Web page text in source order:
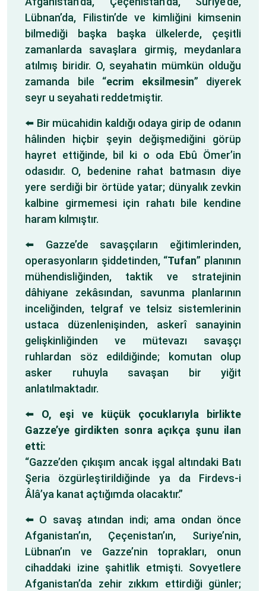
Lübnan’da, Filistin’de ve kimliğini kimsenin
bilmediği başka başka ülkelerde, çeşitli
zamanlarda savaşlara girmiş, meydanlara
atılmış biridir. O, seyahatin mümkün olduğu
zamanda bile “ecrim eksilmesin” diyerek
seyr u seyahati reddetmiştir.
⬅️ Bir mücahidin kaldığı odaya girip de odanın
hâlinden hiçbir şeyin değişmediğini görüp
hayret ettiğinde, bil ki o oda Ebû Ömer’in
odasıdır. O, bedenine rahat batmasın diye
yere serdiği bir örtüde yatar; dünyalık zevkin
kalbine girmemesi için rahatı bile kendine
haram kılmıştır.
⬅️ Gazze’de savaşçıların eğitimlerinden,
operasyonların şiddetinden, “Tufan” planının
mühendisliğinden, taktik ve stratejinin
dâhiyane zekâsından, savunma planlarının
inceliğinden, telgraf ve telsiz sistemlerinin
ustaca düzenlenişinden, askerî sanayinin
gelişkinliğinden ve mütevazı savaşçı
ruhlardan söz edildiğinde; komutan olup
asker ruhuyla savaşan bir yiğit
anlatılmaktadır.
⬅️ O, eşi ve küçük çocuklarıyla birlikte
Gazze’ye girdikten sonra açıkça şunu ilan
etti:
“Gazze’den çıkışım ancak işgal altındaki Batı
Şeria özgürleştirildiğinde ya da Firdevs-i
Âlâ’ya kanat açtığımda olacaktır.”
⬅️ O savaş atından indi; ama ondan önce
Afganistan’ın, Çeçenistan’ın, Suriye’nin,
Lübnan’ın ve Gazze’nin toprakları, onun
cihaddaki izine şahitlik etmişti. Sovyetlere
Afganistan’da zehir zıkkım ettirdiği günler;